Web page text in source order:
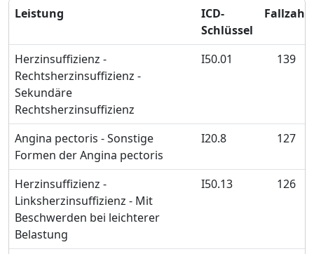
Leistung
ICD-
Schlüssel
Fallzahl
Herzinsuffizienz -
Rechtsherzinsuffizienz -
Sekundäre
Rechtsherzinsuffizienz
I50.01 139
Angina pectoris - Sonstige
Formen der Angina pectoris
I20.8 127
Herzinsuffizienz -
Linksherzinsuffizienz - Mit
Beschwerden bei leichterer
Belastung
I50.13 126